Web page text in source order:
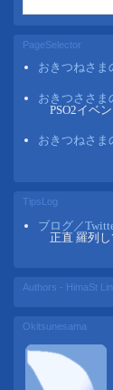
PageSelector
おきつねさま
おきつささま
PSO2イベ
おきつねさま
TipsLog
ブログ／
正直 羅列し
Authors - HimaSt
Okitsunesama